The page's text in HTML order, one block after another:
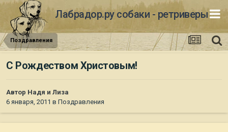
Лабрадор.ру собаки - ретриверы
Поздравления
С Рождеством Христовым!
Автор Надя и Лиза
6 января, 2011 в Поздравления